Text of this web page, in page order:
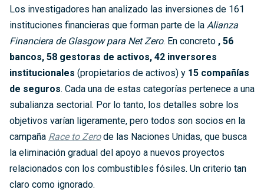
Los investigadores han analizado las inversiones de 161
instituciones financieras que forman parte de la Alianza
Financiera de Glasgow para Net Zero. En concreto , 56
bancos, 58 gestoras de activos, 42 inversores
institucionales (propietarios de activos) y 15 compañías
de seguros. Cada una de estas categorías pertenece a una
subalianza sectorial. Por lo tanto, los detalles sobre los
objetivos varían ligeramente, pero todos son socios en la
campaña Race to Zerode las Naciones Unidas, que busca
la eliminación gradual del apoyo a nuevos proyectos
relacionados con los combustibles fósiles. Un criterio tan
claro como ignorado.